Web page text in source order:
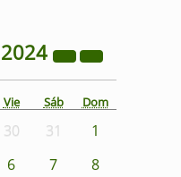
2024
Vie Sáb Dom
30 31
1
6 7
8